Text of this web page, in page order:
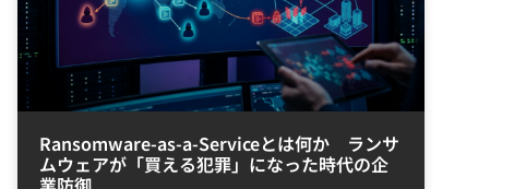
Ransomware-as-a-Serviceとは何か ランサ
ムウェアが「買える犯罪」になった時代の企